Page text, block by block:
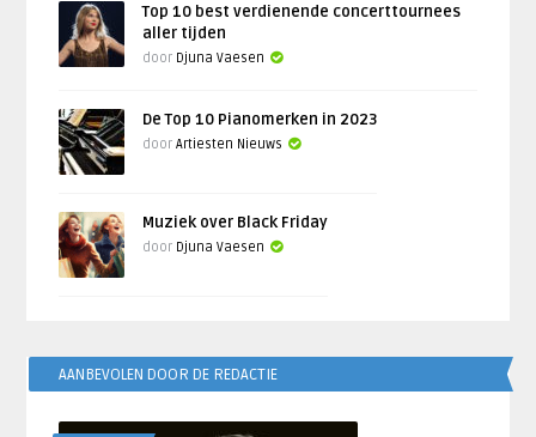
Top 10 best verdienende concerttournees
aller tijden
door Djuna Vaesen
De Top 10 Pianomerken in 2023
doorArtiesten Nieuws
Muziek over Black Friday
door Djuna Vaesen
AANBEVOLEN DOOR DE REDACTIE